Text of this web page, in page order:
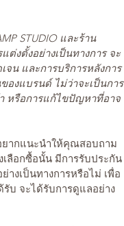
STUDIO และร้าน
งตั้งอย่างเป็นทางการ จะ
น และการบริการหลังการ
องแบรนด์ ไม่ว่าจะเป็นการ
หรือการแก้ไขปัญหาที่อาจ
ยากแนะนำให้คุณสอบถาม
ลือกซื้อนั้น มีการรับประกัน
งเป็นทางการหรือไม่ เพื่อ
บ จะได้รับการดูแลอย่าง